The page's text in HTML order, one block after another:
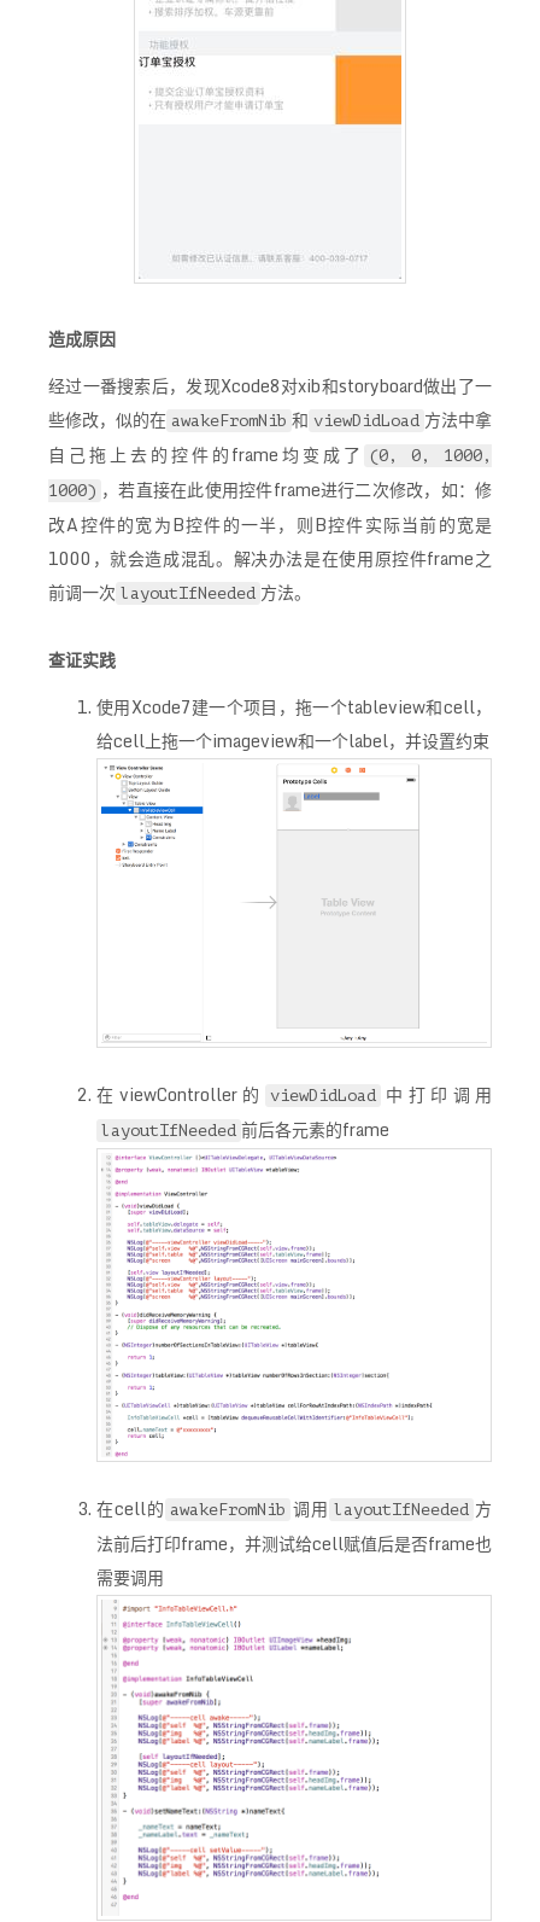
造成原因
经过一番搜索后，发现Xcode8对xib和storyboard做出了一
些修改，似的在 awakeFromNib 和 viewDidLoad 方法中拿
自己拖上去的控件的frame均变成了
(0, 0, 1000,
1000) ，若直接在此使用控件frame进行二次修改，如：修
改A控件的宽为B控件的一半，则B控件实际当前的宽是
1000，就会造成混乱。解决办法是在使用原控件frame之
前调一次 layoutIfNeeded 方法。
查证实践
使用Xcode7建一个项目，拖一个tableview和cell，
给cell上拖一个imageview和一个label，并设置约束
在viewController的 viewDidLoad 中打印调用
layoutIfNeeded 前后各元素的frame
在cell的 awakeFromNib 调用 layoutIfNeeded 方
法前后打印frame，并测试给cell赋值后是否frame也
需要调用